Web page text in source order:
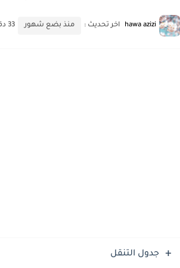
كيف تستفيد من تقنيات التعلم
hawa azizi اخر تحديث : منذ بضع شهور 33 دقائق للقراءة
جدول التنقل